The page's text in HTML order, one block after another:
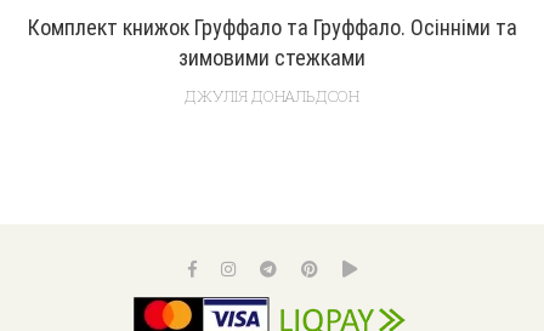
Комплект книжок Груффало та Груффало. Осінніми та
зимовими стежками
ДЖУЛІЯ ДОНАЛЬДСОН